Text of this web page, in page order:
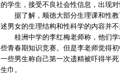
的学生，接受不良社会性信息，出现
据了解，顺德大部分生理课和性教
述男女的生理结构和性科学的内容并不
桂洲中学的李红梅老师称，他们学
些青春期知识竞赛。但是李老师觉得
一些男生称自己第一次遗精被吓得半
生巾。